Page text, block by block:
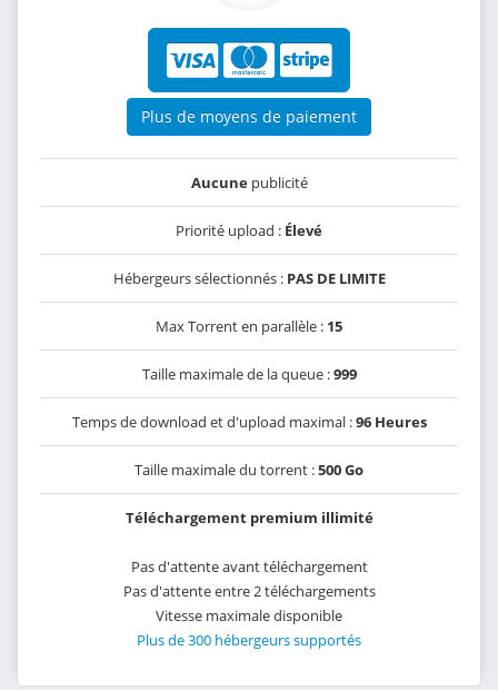
Plus de moyens de paiement
Aucunepublicité
Priorité upload : Élevé
Hébergeurs sélectionnés : PAS DE LIMITE
Max Torrent en parallèle : 15
Taille maximale de la queue :999
Temps de download et d'upload maximal :96 Heures
Taille maximale du torrent :500 Go
Téléchargement premium illimité
Pas d'attente avant téléchargement
Pas d'attente entre 2 téléchargements
Vitesse maximale disponible
Plus de 300 hébergeurs supportés